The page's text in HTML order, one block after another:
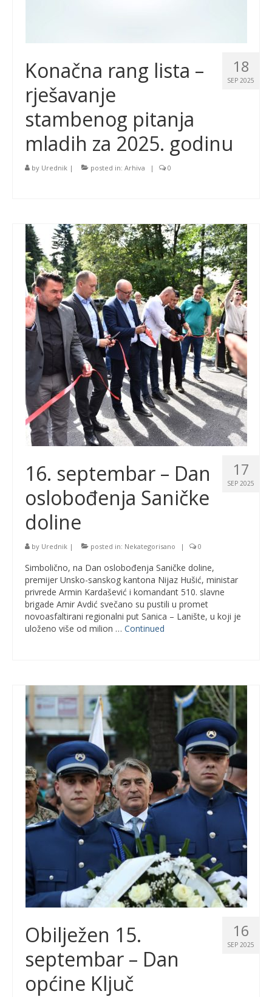
18
SEP 2025
Konačna rang lista –
rješavanje
stambenog pitanja
mladih za 2025. godinu
by Urednik | posted in: Arhiva | 0
17
SEP 2025
16. septembar – Dan
oslobođenja Saničke
doline
by Urednik | posted in: Nekategorisano | 0
Simbolično, na Dan oslobođenja Saničke doline,
premijer Unsko-sanskog kantona Nijaz Hušić, ministar
privrede Armin Kardašević i komandant 510. slavne
brigade Amir Avdić svečano su pustili u promet
novoasfaltirani regionalni put Sanica – Lanište, u koji je
uloženo više od milion … Continued
16
SEP 2025
Obilježen 15.
septembar – Dan
općine Ključ